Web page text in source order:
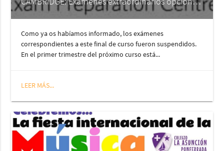
CAMBRIDGE: Exámenes extraordinarios opcionales
Como ya os habíamos informado, los exámenes
correspondientes a este final de curso fueron suspendidos.
En el primer trimestre del próximo curso está...
LEER MÁS...